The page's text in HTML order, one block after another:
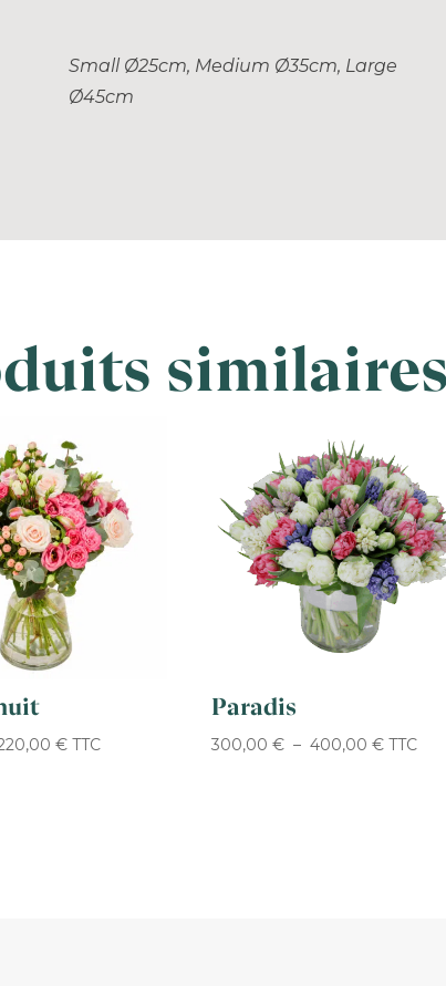
Small Ø25cm, Medium Ø35cm, Large
Ø45cm
similaires
€Plage
TTC
Paradis
300,00€ – 400,00€Plage
TTC